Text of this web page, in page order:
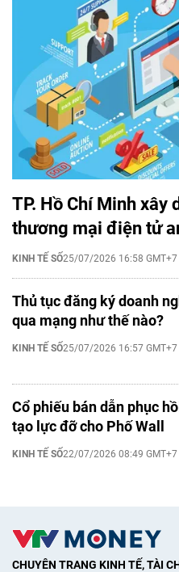
TP. Hồ Chí Minh xây
thương mại điện tử
KINH TẾ SỐ25/07/2026 16:58 GMT+7
Thủ tục đăng ký doanh
qua mạng như thế nào?
KINH TẾ SỐ25/07/2026 16:57 GMT+7
Cổ phiếu bán dẫn phục
tạo lực đỡ cho Phố Wall
KINH TẾ SỐ22/07/2026 08:49 GMT+7
CHUYÊN TRANG KINH TẾ, TÀI